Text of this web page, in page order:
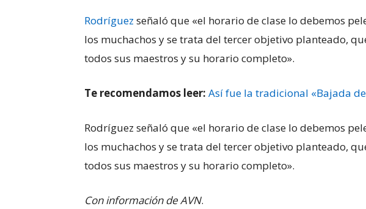
Rodríguez señaló que «el horario de clase lo debemos
los muchachos y se trata del tercer objetivo planteado,
todos sus maestros y su horario completo».
Te recomendamos leer: Así fue la tradicional «Bajada
Rodríguez señaló que «el horario de clase lo debemos
los muchachos y se trata del tercer objetivo planteado,
todos sus maestros y su horario completo».
Con información de AVN.